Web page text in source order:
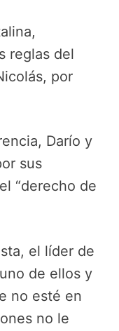
reglas del
por
Darío y
sus
“derecho de
el líder de
de ellos y
no esté en
no le